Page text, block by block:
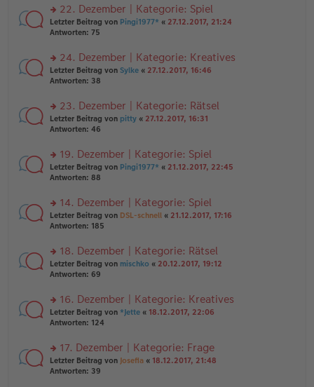
e
n
er
tr
a
g
n
g
el
e
n
er
tr
a
g
rs
te
n
g
el
e
n
er
tr
a
g
22. Dezember | Kategorie: Spiel
Letzter Beitrag von Pingi1977* « 27.12.2017, 21:24
Antworten: 75
rs
te
n
g
el
e
n
er
tr
a
g
24. Dezember | Kategorie: Kreatives
Letzter Beitrag von Sylke « 27.12.2017, 16:46
Antworten: 38
rs
te
n
g
el
e
n
er
tr
a
g
23. Dezember | Kategorie: Rätsel
Letzter Beitrag von pitty « 27.12.2017, 16:31
Antworten: 46
rs
te
n
g
el
e
n
er
tr
a
g
19. Dezember | Kategorie: Spiel
Letzter Beitrag von Pingi1977* « 21.12.2017, 22:45
Antworten: 88
rs
te
n
g
el
e
n
er
tr
a
g
14. Dezember | Kategorie: Spiel
Letzter Beitrag von DSL-schnell « 21.12.2017, 17:16
Antworten: 185
rs
te
n
g
el
e
n
er
18. Dezember | Kategorie: Rätsel
Letzter Beitrag von mischko « 20.12.2017, 19:12
Antworten: 69
rs
te
n
g
el
16. Dezember | Kategorie: Kreatives
Letzter Beitrag von *Jette « 18.12.2017, 22:06
Antworten: 124
rs
te
17. Dezember | Kategorie: Frage
Letzter Beitrag von Josefia « 18.12.2017, 21:48
Antworten: 39